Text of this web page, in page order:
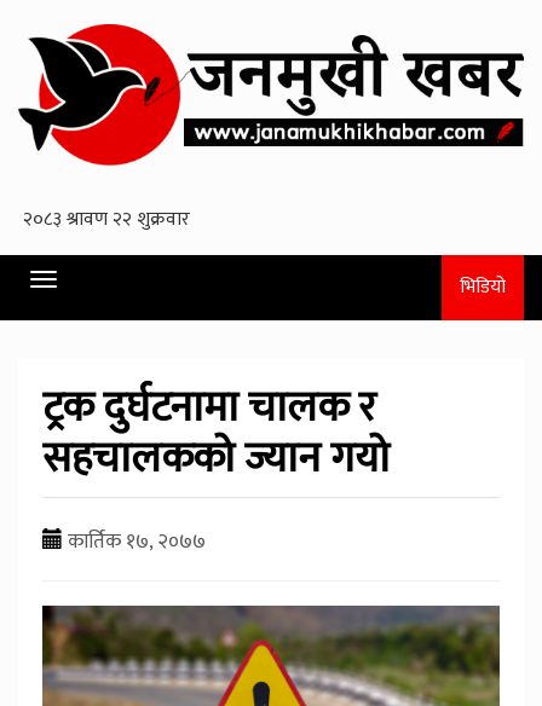
Toggle
navigation
भिडियो
ट्रक दुर्घटनामा चालक र
सहचालकको ज्यान गयो
कार्तिक १७, २०७७